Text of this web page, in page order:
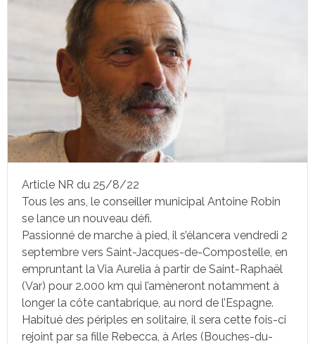
Article NR du 25/8/22
Tous les ans, le conseiller municipal Antoine Robin
se lance un nouveau défi.
Passionné de marche à pied, il s’élancera vendredi 2
septembre vers Saint-Jacques-de-Compostelle, en
empruntant la Via Aurelia à partir de Saint-Raphaël
(Var) pour 2.000 km qui l’amèneront notamment à
longer la côte cantabrique, au nord de l’Espagne.
Habitué des périples en solitaire, il sera cette fois-ci
rejoint par sa fille Rebecca, à Arles (Bouches-du-